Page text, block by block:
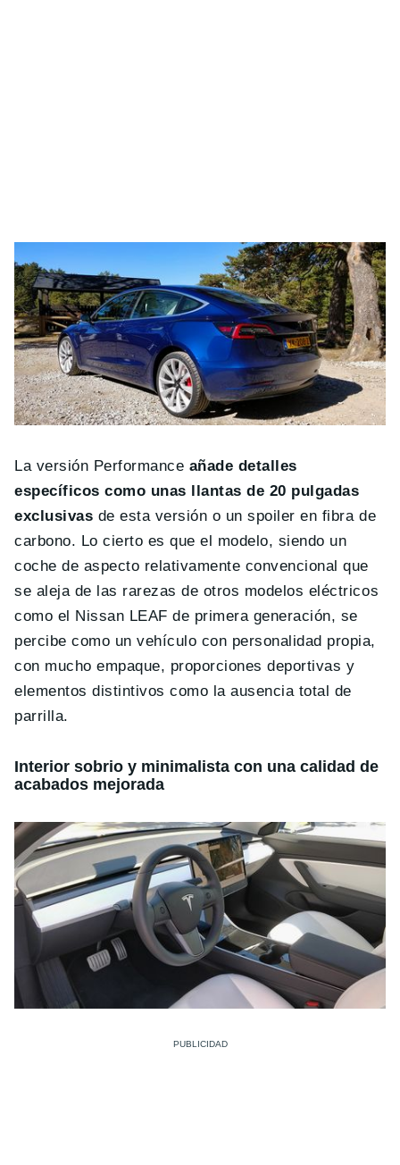
La versión Performance añade detalles
específicos como unas llantas de 20 pulgadas
exclusivas de esta versión o un spoiler en fibra de
carbono. Lo cierto es que el modelo, siendo un
coche de aspecto relativamente convencional que
se aleja de las rarezas de otros modelos eléctricos
como el Nissan LEAF de primera generación, se
percibe como un vehículo con personalidad propia,
con mucho empaque, proporciones deportivas y
elementos distintivos como la ausencia total de
parrilla.
Interior sobrio y minimalista con una calidad de
acabados mejorada